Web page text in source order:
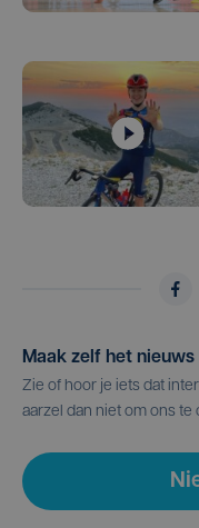
Maak zelf het nieuws
Zie of hoor je iets dat
aarzel dan niet om ons te